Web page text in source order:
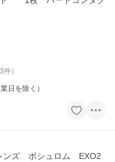
件）
日を除く）
ンズ ボシュロム EXO2